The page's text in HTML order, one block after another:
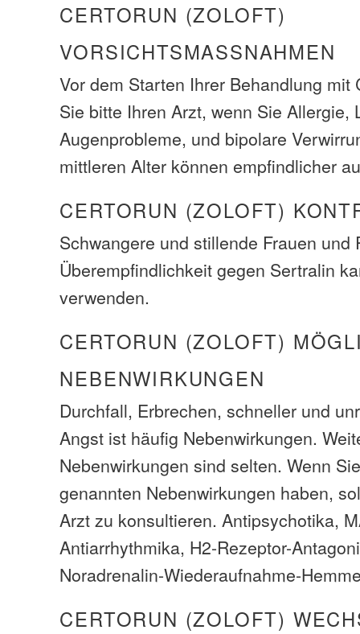
CERTORUN (ZOLOFT)
VORSICHTSMASSNAHMEN
Vor dem Starten Ihrer Behandlung mit
Sie bitte Ihren Arzt, wenn Sie Allergie,
Augenprobleme, und bipolare
mittleren Alter können empfindlicher
CERTORUN (ZOLOFT)
Schwangere und stillende Frauen und
Überempfindlichkeit gegen Sertralin
verwenden.
CERTORUN (ZOLOFT)
NEBENWIRKUNGEN
Durchfall, Erbrechen, schneller und
Angst ist häufig Nebenwirkungen.
Nebenwirkungen sind selten. Wenn
genannten Nebenwirkungen haben,
Arzt zu konsultieren. Antipsychotika,
Antiarrhythmika, H2-Rezeptor-
Noradrenalin-Wiederaufnahme-
CERTORUN (ZOLOFT)